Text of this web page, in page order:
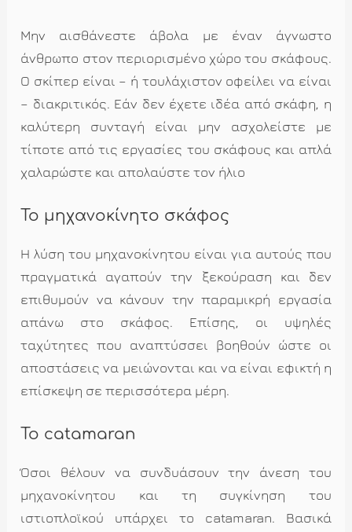
Μην αισθάνεστε άβολα με έναν άγνωστο
άνθρωπο στον περιορισμένο χώρο του σκάφους.
Ο σκίπερ είναι – ή τουλάχιστον οφείλει να είναι
– διακριτικός. Εάν δεν έχετε ιδέα από σκάφη, η
καλύτερη συνταγή είναι μην ασχολείστε με
τίποτε από τις εργασίες του σκάφους και απλά
χαλαρώστε και απολαύστε τον ήλιο
Το μηχανοκίνητο σκάφος
Η λύση του μηχανοκίνητου είναι για αυτούς που
πραγματικά αγαπούν την ξεκούραση και δεν
επιθυμούν να κάνουν την παραμικρή εργασία
απάνω στο σκάφος. Επίσης, οι υψηλές
ταχύτητες που αναπτύσσει βοηθούν ώστε οι
αποστάσεις να μειώνονται και να είναι εφικτή η
επίσκεψη σε περισσότερα μέρη.
Το catamaran
Όσοι θέλουν να συνδυάσουν την άνεση του
μηχανοκίνητου και τη συγκίνηση του
ιστιοπλοϊκού υπάρχει το catamaran. Βασικά